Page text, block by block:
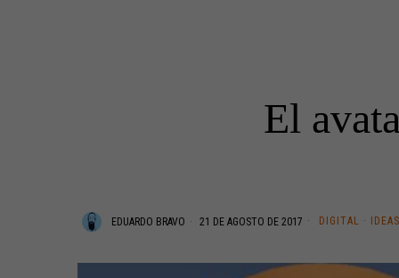
El
EDUARDO BRAVO 21 DE AGOSTO DE 2017 DIGITAL · IDEAS